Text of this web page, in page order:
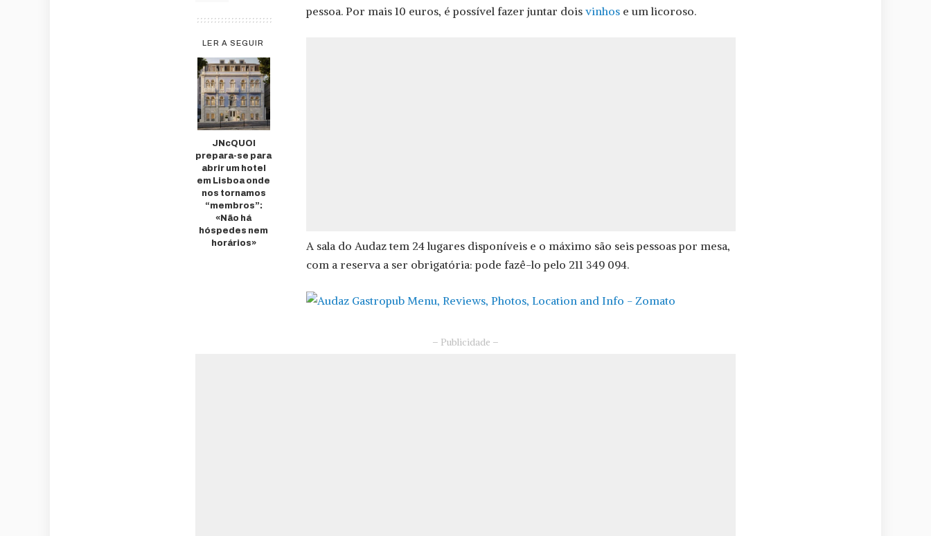
LER A SEGUIR
JNcQUOI
prepara-se para
abrir um hotel
em Lisboa onde
nos tornamos
“membros”:
«Não há
hóspedes nem
horários»
pessoa. Por mais 10 euros, é possível fazer juntar dois vinhos e um licoroso.
A sala do Audaz tem 24 lugares disponíveis e o máximo são seis pessoas por mesa,
com a reserva a ser obrigatória: pode fazê-lo pelo 211 349 094.
– Publicidade –